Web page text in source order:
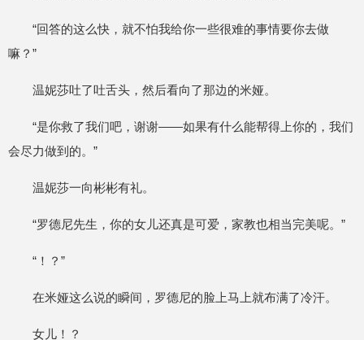
“回答的这么快，就不怕我给你一些很难的事情要你去做
嘛？”
温妮莎吐了吐舌头，然后看向了那边的米娅。
“是你救了我们吧，谢谢——如果有什么能帮得上你的，我们
会尽力做到的。”
温妮莎一向彬彬有礼。
“罗德尼先生，你的女儿还真是可爱，家教也相当完美呢。”
“！？”
在米娅这么说的瞬间，罗德尼的脸上马上就布满了冷汗。
女儿！？